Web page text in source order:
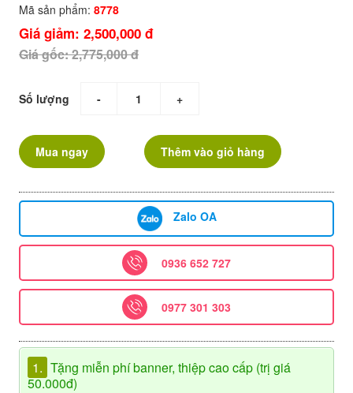
Mã sản phẩm: 8778
Giá giảm: 2,500,000 đ
Giá gốc: 2,775,000 đ
Số lượng - +
Mua ngay Thêm vào giỏ hàng
Zalo OA
0936 652 727
0977 301 303
1. Tặng miễn phí banner, thiệp cao cấp (trị giá
50.000đ)